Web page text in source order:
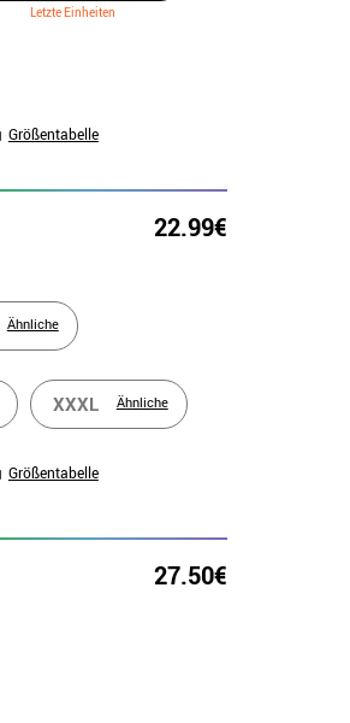
Letzte Einheiten
Größentabelle
22.99€
Ähnliche
XXXL Ähnliche
Größentabelle
27.50€